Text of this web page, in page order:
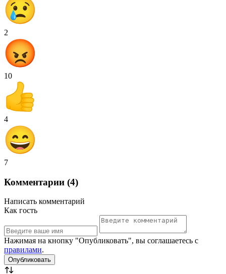
2
10
4
7
Комментарии (4)
Написать комментарий
Как гость
Нажимая на кнопку "Опубликовать", вы соглашаетесь с
правилами.